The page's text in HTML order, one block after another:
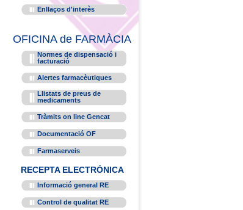
Enllaços d'interès
OFICINA de FARMÀCIA
Normes de dispensació i
facturació
Alertes farmacèutiques
Llistats de preus de
medicaments
Tràmits on line Gencat
Documentació OF
Farmaserveis
RECEPTA ELECTRÒNICA
Informació general RE
Control de qualitat RE